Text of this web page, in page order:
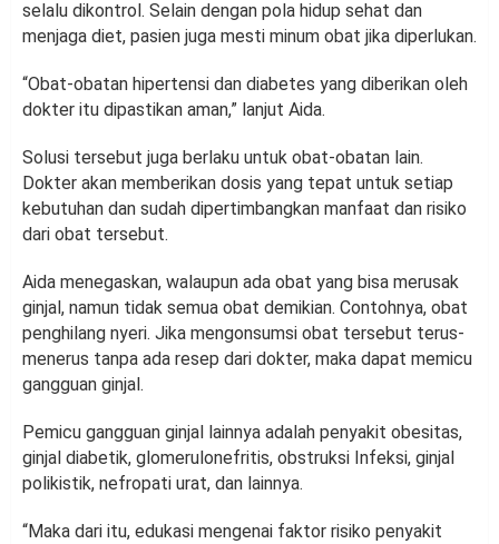
selalu dikontrol. Selain dengan pola hidup sehat dan
menjaga diet, pasien juga mesti minum obat jika diperlukan.
“Obat-obatan hipertensi dan diabetes yang diberikan oleh
dokter itu dipastikan aman,” lanjut Aida.
Solusi tersebut juga berlaku untuk obat-obatan lain.
Dokter akan memberikan dosis yang tepat untuk setiap
kebutuhan dan sudah dipertimbangkan manfaat dan risiko
dari obat tersebut.
Aida menegaskan, walaupun ada obat yang bisa merusak
ginjal, namun tidak semua obat demikian. Contohnya, obat
penghilang nyeri. Jika mengonsumsi obat tersebut terus-
menerus tanpa ada resep dari dokter, maka dapat memicu
gangguan ginjal.
Pemicu gangguan ginjal lainnya adalah penyakit obesitas,
ginjal diabetik, glomerulonefritis, obstruksi Infeksi, ginjal
polikistik, nefropati urat, dan lainnya.
“Maka dari itu, edukasi mengenai faktor risiko penyakit